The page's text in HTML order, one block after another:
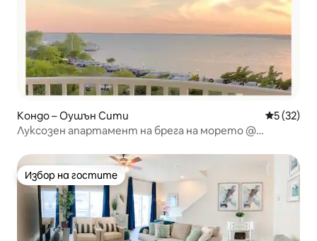
Кондо – Оушън Сити Средна
5 (32)
Луксозен апартамент на брега на морето @
Избор на гостите
Избор на гостите